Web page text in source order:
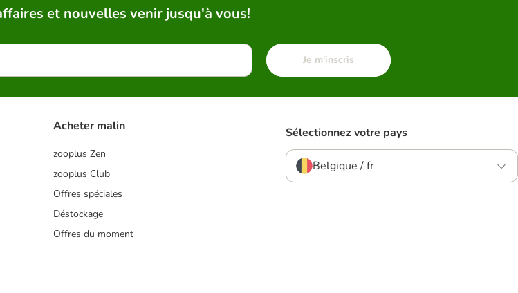
et nouvelles venir jusqu'à vous!
Je m'inscris
Acheter malin
zooplus Zen
zooplus Club
Offres spéciales
Déstockage
Offres du moment
Sélectionnez votre pays
Belgique / fr